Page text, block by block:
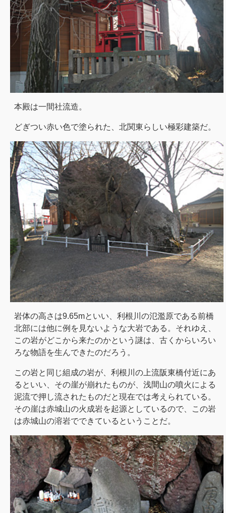
本殿は一間社流造。
どぎつい赤い色で塗られた、北関東らしい極彩建築だ。
岩体の高さは9.65mといい、利根川の氾濫原である前橋
北部には他に例を見ないような大岩である。それゆえ、
この岩がどこから来たのかという謎は、古くからいろい
ろな物語を生んできたのだろう。
この岩と同じ組成の岩が、利根川の上流阪東橋付近にあ
るといい、その崖が崩れたものが、浅間山の噴火による
泥流で押し流されたものだと現在では考えられている。
その崖は赤城山の火成岩を起源としているので、この岩
は赤城山の溶岩でできているということだ。